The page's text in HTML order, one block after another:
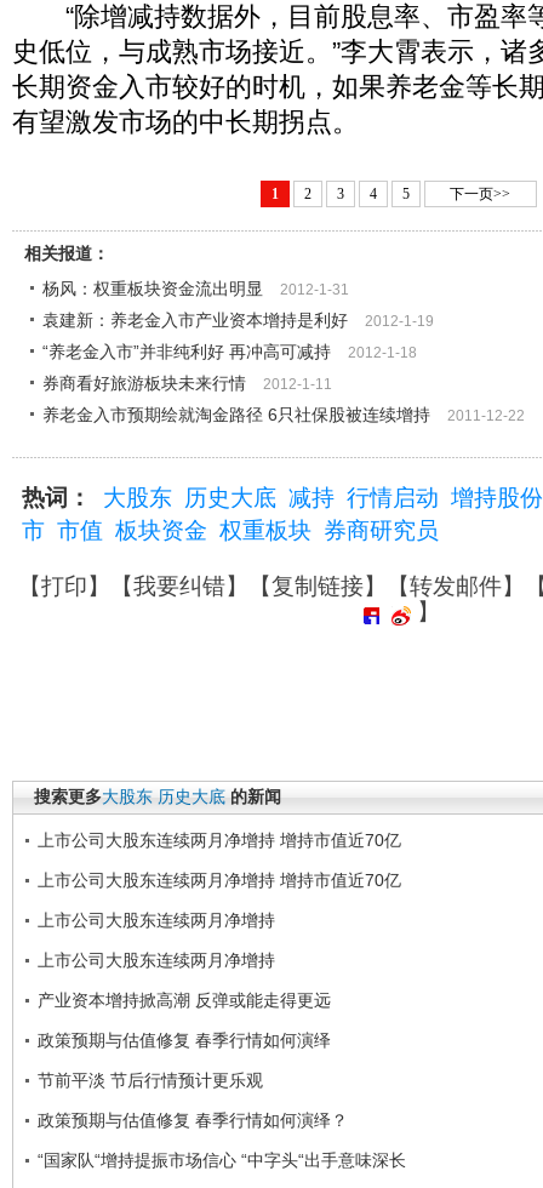
“除增减持数据外，目前股息率、市盈率
史低位，与成熟市场接近。”李大霄表示，诸
长期资金入市较好的时机，如果养老金等长
有望激发市场的中长期拐点。
1 2 3 4 5 下一页>>
相关报道：
杨风：权重板块资金流出明显
2012-1-31
袁建新：养老金入市产业资本增持是利好 2012-1-19
“养老金入市”并非纯利好 再冲高可减持 2012-1-18
券商看好旅游板块未来行情 2012-1-11
养老金入市预期绘就淘金路径 6只社保股被连续增持 2011-12-22
热词： 大股东 历史大底 减持 行情启动 增持股份
市 市值 板块资金 权重板块 券商研究员
【打印】【我要纠错】【复制链接】【转发邮件】
】
搜索更多大股东 历史大底 的新闻
上市公司大股东连续两月净增持 增持市值近70亿
上市公司大股东连续两月净增持 增持市值近70亿
上市公司大股东连续两月净增持
上市公司大股东连续两月净增持
产业资本增持掀高潮 反弹或能走得更远
政策预期与估值修复 春季行情如何演绎
节前平淡 节后行情预计更乐观
政策预期与估值修复 春季行情如何演绎？
“国家队“增持提振市场信心 “中字头“出手意味深长